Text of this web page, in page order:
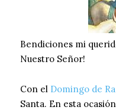
Bendiciones mi
Nuestro Señor!
Con el Domingo de
Santa. En esta